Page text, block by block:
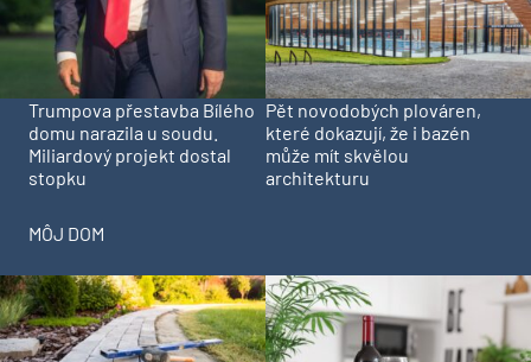
Trumpova přestavba Bílého
domu narazila u soudu.
Miliardový projekt dostal
stopku
Pět novodobých plováren,
které dokazují, že i bazén
může mít skvělou
architekturu
MÔJ DOM